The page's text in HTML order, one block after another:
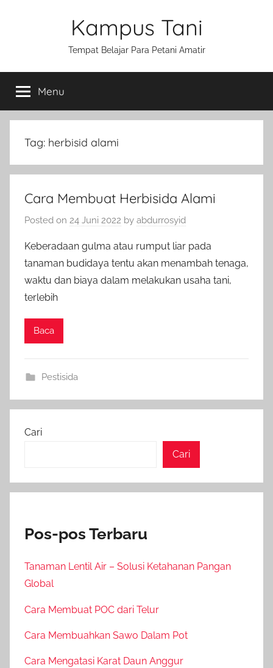
Kampus Tani
Tempat Belajar Para Petani Amatir
Menu
Tag: herbisid alami
Cara Membuat Herbisida Alami
Posted on 24 Juni 2022 by abdurrosyid
Keberadaan gulma atau rumput liar pada
tanaman budidaya tentu akan menambah tenaga,
waktu dan biaya dalam melakukan usaha tani,
terlebih
Baca
Pestisida
Cari
Cari
Pos-pos Terbaru
Tanaman Lentil Air – Solusi Ketahanan Pangan
Global
Cara Membuat POC dari Telur
Cara Membuahkan Sawo Dalam Pot
Cara Mengatasi Karat Daun Anggur